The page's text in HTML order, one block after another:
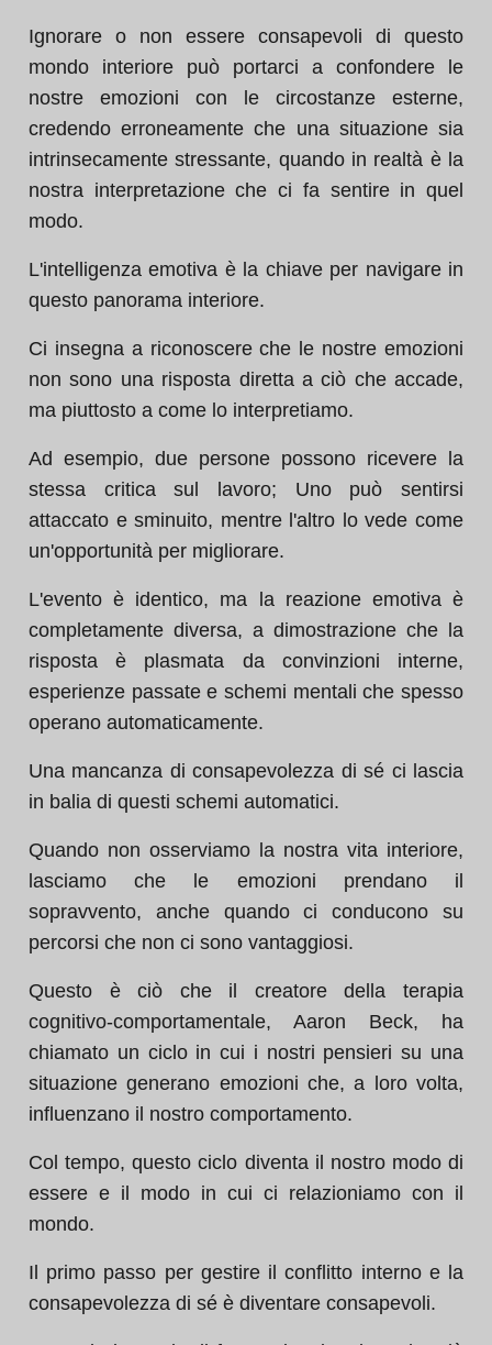
Ignorare o non essere consapevoli di questo
mondo interiore può portarci a confondere le
nostre emozioni con le circostanze esterne,
credendo erroneamente che una situazione sia
intrinsecamente stressante, quando in realtà è la
nostra interpretazione che ci fa sentire in quel
modo.
L'intelligenza emotiva è la chiave per navigare in
questo panorama interiore.
Ci insegna a riconoscere che le nostre emozioni
non sono una risposta diretta a ciò che accade,
ma piuttosto a come lo interpretiamo.
Ad esempio, due persone possono ricevere la
stessa critica sul lavoro; Uno può sentirsi
attaccato e sminuito, mentre l'altro lo vede come
un'opportunità per migliorare.
L'evento è identico, ma la reazione emotiva è
completamente diversa, a dimostrazione che la
risposta è plasmata da convinzioni interne,
esperienze passate e schemi mentali che spesso
operano automaticamente.
Una mancanza di consapevolezza di sé ci lascia
in balia di questi schemi automatici.
Quando non osserviamo la nostra vita interiore,
lasciamo che le emozioni prendano il
sopravvento, anche quando ci conducono su
percorsi che non ci sono vantaggiosi.
Questo è ciò che il creatore della terapia
cognitivo-comportamentale, Aaron Beck, ha
chiamato un ciclo in cui i nostri pensieri su una
situazione generano emozioni che, a loro volta,
influenzano il nostro comportamento.
Col tempo, questo ciclo diventa il nostro modo di
essere e il modo in cui ci relazioniamo con il
mondo.
Il primo passo per gestire il conflitto interno e la
consapevolezza di sé è diventare consapevoli.